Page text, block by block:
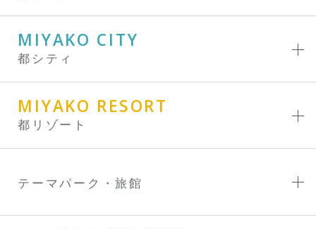
MIYAKO CITY
都シティ
MIYAKO RESORT
都リゾート
テーマパーク・旅館